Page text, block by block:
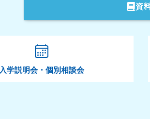
資
入学説明会・個別相談会